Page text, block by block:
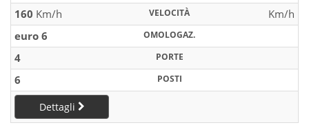
160 Km/h VELOCITÀ
Km/h
euro 6
OMOLOGAZ.
4 PORTE
6 POSTI
Dettagli